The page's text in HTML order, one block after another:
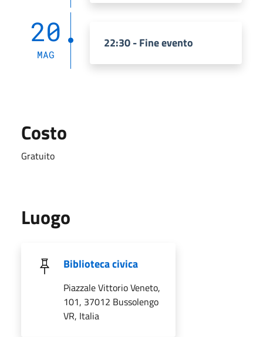
20
MAG
22:30 - Fine evento
Costo
Gratuito
Luogo
Biblioteca civica
Piazzale Vittorio Veneto,
101, 37012 Bussolengo
VR, Italia